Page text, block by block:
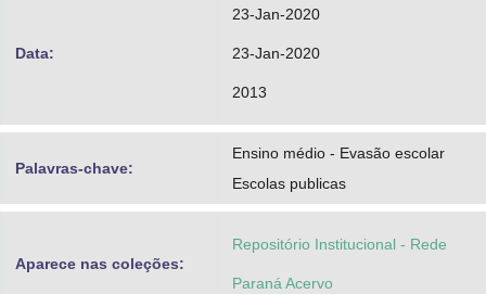
Data:
23-Jan-2020
23-Jan-2020
2013
Palavras-chave:
Ensino médio - Evasão escolar
Escolas publicas
Aparece nas coleções:
Repositório Institucional - Rede
Paraná Acervo